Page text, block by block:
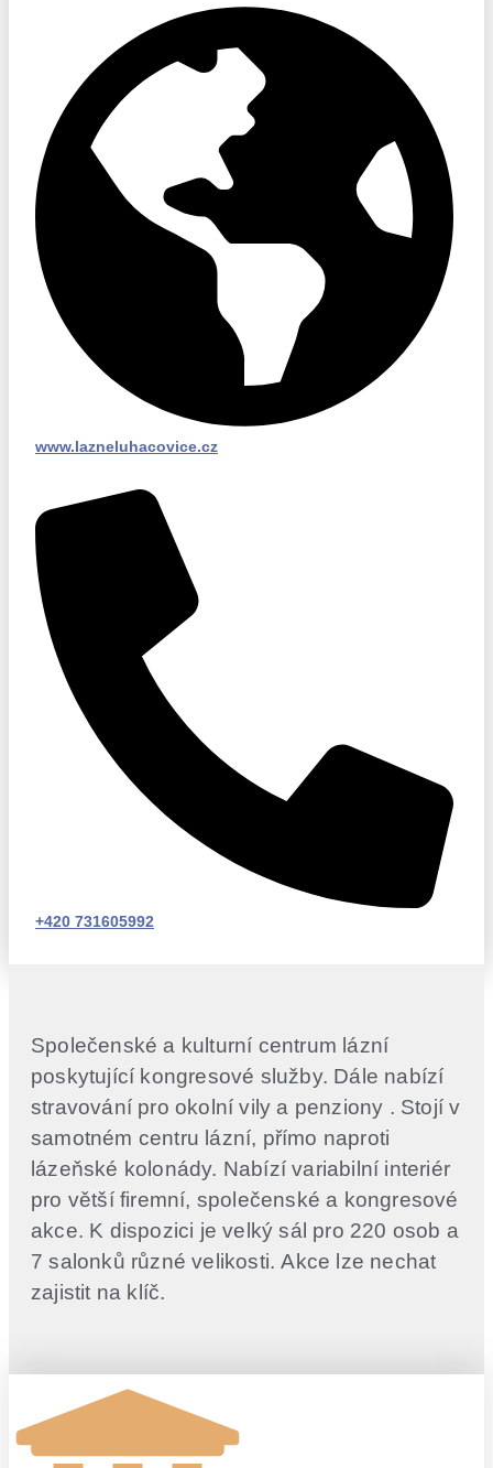
www.lazneluhacovice.cz
+420 731605992
Společenské a kulturní centrum lázní
poskytující kongresové služby. Dále nabízí
stravování pro okolní vily a penziony . Stojí v
samotném centru lázní, přímo naproti
lázeňské kolonády. Nabízí variabilní interiér
pro větší firemní, společenské a kongresové
akce. K dispozici je velký sál pro 220 osob a
7 salonků různé velikosti. Akce lze nechat
zajistit na klíč.